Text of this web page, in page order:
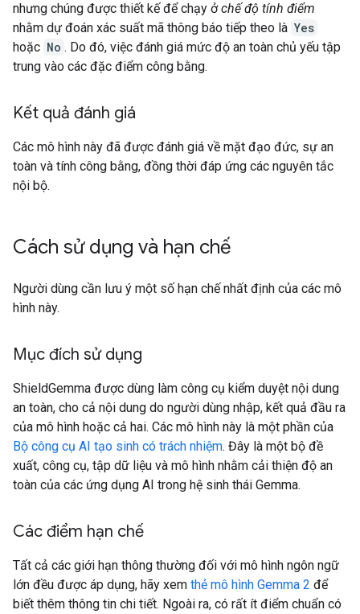
nhưng chúng được thiết kế để chạy ởchế độ tính điểm
nhằm dự đoán xác suất mã thông báo tiếp theo là Yes
hoặc No . Do đó, việc đánh giá mức độ an toàn chủ yếu tập
trung vào các đặc điểm công bằng.
Kết quả đánh giá
Các mô hình này đã được đánh giá về mặt đạo đức, sự an
toàn và tính công bằng, đồng thời đáp ứng các nguyên tắc
nội bộ.
Cách sử dụng và hạn chế
Người dùng cần lưu ý một số hạn chế nhất định của các mô
hình này.
Mục đích sử dụng
ShieldGemma được dùng làm công cụ kiểm duyệt nội dung
an toàn, cho cả nội dung do người dùng nhập, kết quả đầu ra
của mô hình hoặc cả hai. Các mô hình này là một phần của
Bộ công cụ AI tạo sinh có trách nhiệm. Đây là một bộ đề
xuất, công cụ, tập dữ liệu và mô hình nhằm cải thiện độ an
toàn của các ứng dụng AI trong hệ sinh thái Gemma.
Các điểm hạn chế
Tất cả các giới hạn thông thường đối với mô hình ngôn ngữ
lớn đều được áp dụng, hãy xem thẻ mô hình Gemma 2 để
biết thêm thông tin chi tiết. Ngoài ra, có rất ít điểm chuẩn có